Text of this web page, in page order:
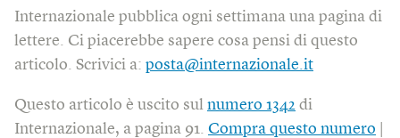
Internazionale pubblica ogni settimana una pagina di
lettere. Ci piacerebbe sapere cosa pensi di questo
articolo. Scrivici a: posta@internazionale.it
Questo articolo è uscito sul numero 1342 di
Internazionale, a pagina 91. Compra questo numero